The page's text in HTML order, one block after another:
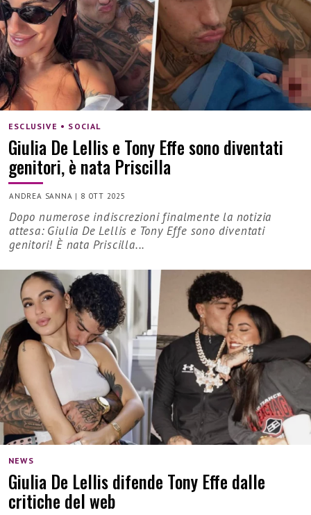
ESCLUSIVE • SOCIAL
Giulia De Lellis e Tony Effe sono diventati
genitori, è nata Priscilla
ANDREA SANNA | 8 OTT 2025
Dopo numerose indiscrezioni finalmente la notizia
attesa: Giulia De Lellis e Tony Effe sono diventati
genitori! È nata Priscilla...
NEWS
Giulia De Lellis difende Tony Effe dalle
critiche del web